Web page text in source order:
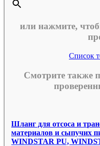
или нажмите,
Список
Смотрите также
Шланг для отсоса и
материалов и сыпучих
WINDSTAR PU,